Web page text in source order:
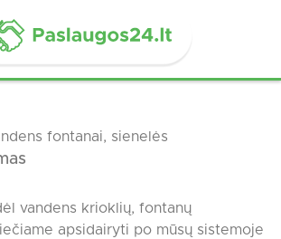
fontanai, sienelės
vandens krioklių, fontanų
apsidairyti po mūsų sistemoje